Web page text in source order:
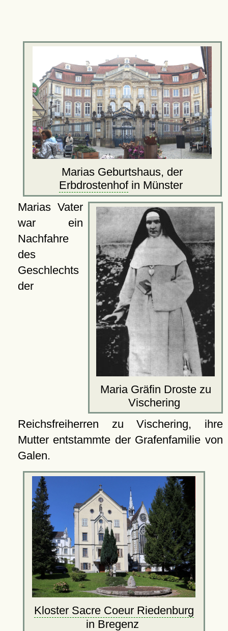
Marias Geburtshaus, der
Erbdrostenhofin Münster
Maria Gräfin Droste zu
Vischering
Marias Vater
war ein
Nachfahre
des
Geschlechts
der
Reichsfreiherren zu Vischering, ihre
Mutter entstammte der Grafenfamilie von
Galen.
Kloster Sacre Coeur Riedenburg
in Bregenz